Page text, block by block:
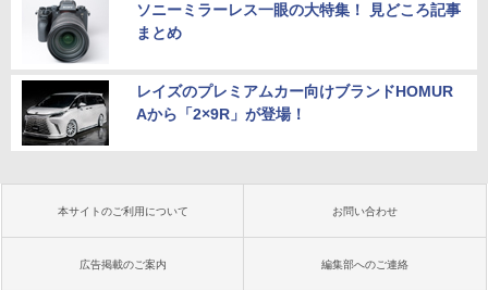
ソニーミラーレス一眼の大特集！ 見どころ記事
まとめ
レイズのプレミアムカー向けブランドHOMUR
Aから「2×9R」が登場！
本サイトのご利用について お問い合わせ
広告掲載のご案内 編集部へのご連絡